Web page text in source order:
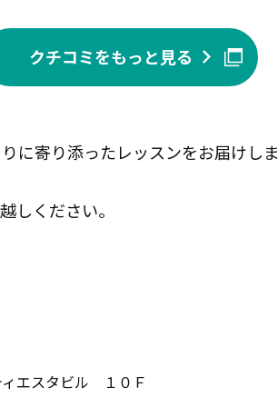
クチコミをもっと見る
に寄り添ったレッスンをお届けしま
しください。
ィエスタビル １０Ｆ